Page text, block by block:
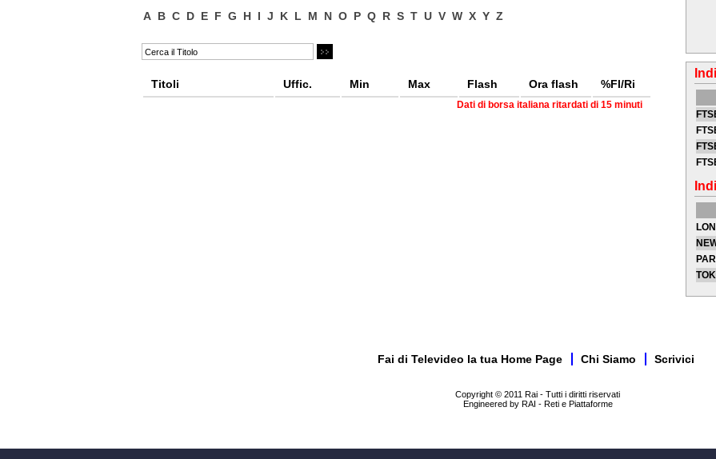
A B C D E F G H I J K L M N O P Q R S T U V W X Y Z
Titoli Uffic. Min Max Flash Ora flash %Fl/Ri
Dati di borsa italiana ritardati di 15 minuti
Fai di Televideo la tua Home Page Chi Siamo Scrivici
Copyright © 2011 Rai - Tutti i diritti riservati
Engineered by RAI - Reti e Piattaforme